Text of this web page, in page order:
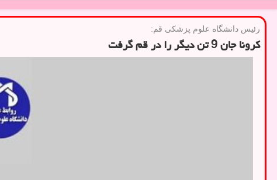
رئیس دانشگاه علوم پزشكی قم:
کرونا جان 9 تن دیگر را در قم گرفت